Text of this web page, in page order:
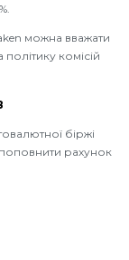
можна вважати
комісій
біржі
рахунок